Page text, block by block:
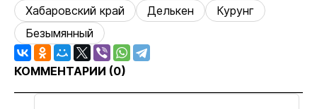
Хабаровский край Делькен
Курунг
Безымянный
КОММЕНТАРИИ (0)